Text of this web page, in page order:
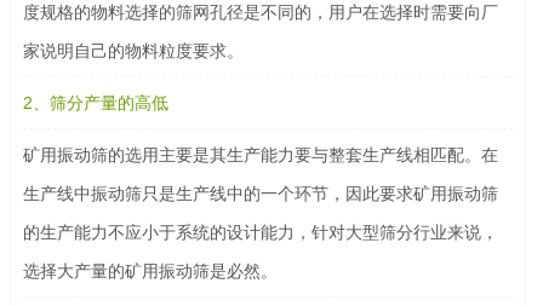
度规格的物料选择的筛网孔径是不同的，用户在选择时需要向厂
家说明自己的物料粒度要求。
2、筛分产量的高低
矿用振动筛的选用主要是其生产能力要与整套生产线相匹配。在
生产线中振动筛只是生产线中的一个环节，因此要求矿用振动筛
的生产能力不应小于系统的设计能力，针对大型筛分行业来说，
选择大产量的矿用振动筛是必然。